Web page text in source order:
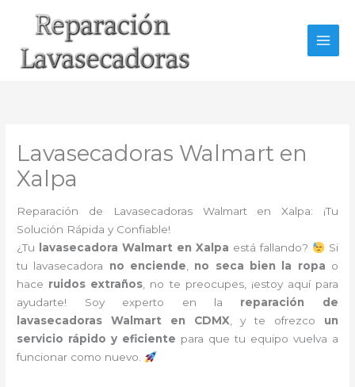
Lavasecadoras Walmart en
Xalpa
Reparación de Lavasecadoras Walmart en Xalpa: ¡Tu
Solución Rápida y Confiable!
¿Tu
lavasecadora Walmart en Xalpa está fallando?
Si
tu lavasecadora no enciende, no seca bien la ropa o
hace ruidos extraños, no te preocupes, ¡estoy aquí para
ayudarte! Soy experto en la reparación de
lavasecadoras Walmart en CDMX, y te ofrezco un
servicio rápido y eficiente para que tu equipo vuelva a
funcionar como nuevo.